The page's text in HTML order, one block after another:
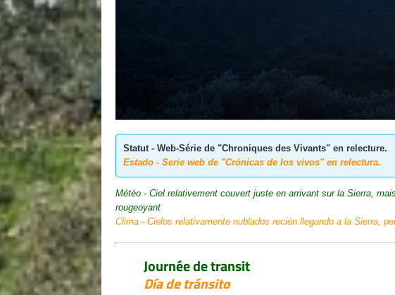
Statut - Web-Série de "Chroniques des Vivants" en relecture.
Estado - Serie web de "Crónicas de los vivos" en relectura.
Météo - Ciel relativement couvert juste en arrivant sur la Sierra,
rougeoyant
Clima - Cielos relativamente nublados recién llegando a la Sierra,
Journée de transit
Día de tránsito